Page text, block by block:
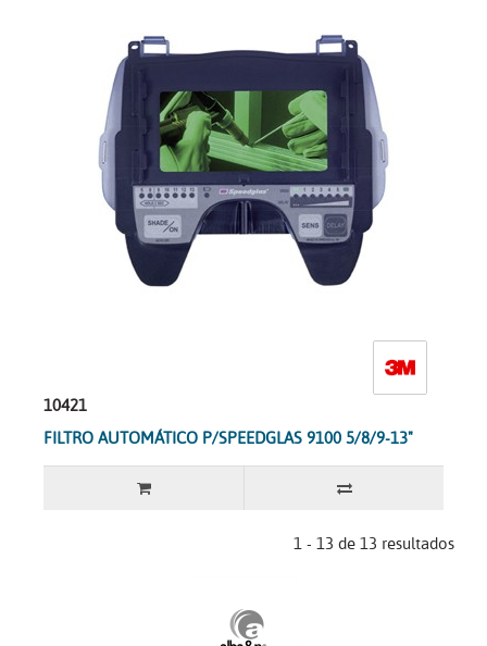
10421
FILTRO AUTOMÁTICO P/SPEEDGLAS 9100 5/8/9-13"
1 - 13 de 13 resultados